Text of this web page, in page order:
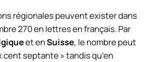
régionales peuvent exister dans
270 en lettres en français. Par
et enSuisse, le nombre peut
septante » tandis qu’en